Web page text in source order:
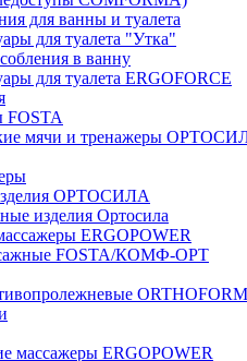
для ванны и туалета
для туалета "Утка"
в ванну
для туалета ERGOFORCE
FOSTA
мячи и тренажеры
ОРТОСИЛА
изделия Ортосила
ERGOPOWER
FOSTA/КОМФ-ОРТ
массажеры ERGOPOWER